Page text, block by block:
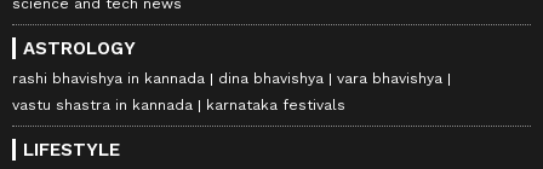
ASTROLOGY
rashi bhavishya in kannada dina bhavishya
vara bhavishya
vastu shastra in kannada
karnataka festivals
LIFESTYLE